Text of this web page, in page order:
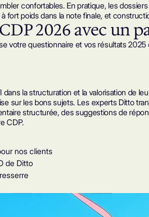
confortables. En pratique, les
fort poids dans la note finale, et
2026 avec un
votre questionnaire et vos résultats
la structuration et la valorisation de
sur les bons sujets. Les experts Ditto
structurée, des suggestions de
CDP.
nos clients
de Ditto